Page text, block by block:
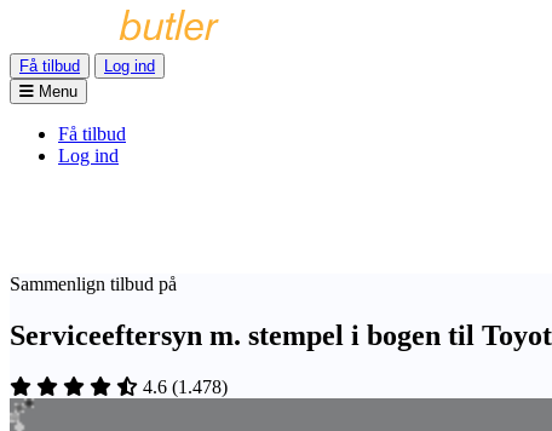
Få tilbud
Log ind
Menu
Få tilbud
Log ind
Sammenlign tilbud på
Serviceeftersyn m. stempel i bogen til
4.6 (1.478)